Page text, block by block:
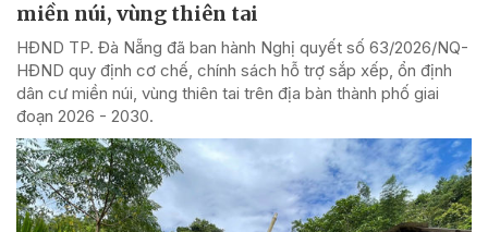
miền núi, vùng thiên tai
HĐND TP. Đà Nẵng đã ban hành Nghị quyết số 63/2026/NQ-
HĐND quy định cơ chế, chính sách hỗ trợ sắp xếp, ổn định
dân cư miền núi, vùng thiên tai trên địa bàn thành phố giai
đoạn 2026 - 2030.